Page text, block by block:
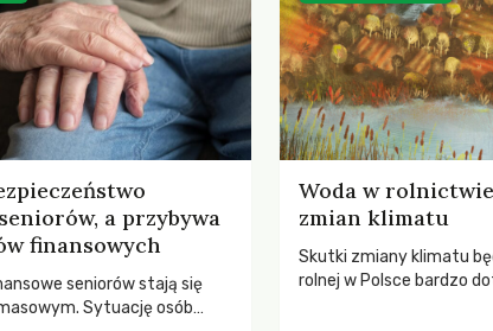
a przybywa
finansowych
seniorów stają się
Sytuację osób
Woda w
zmian klimatu
Skutki zmiany klimatu
rolnej w Polsce bardzo